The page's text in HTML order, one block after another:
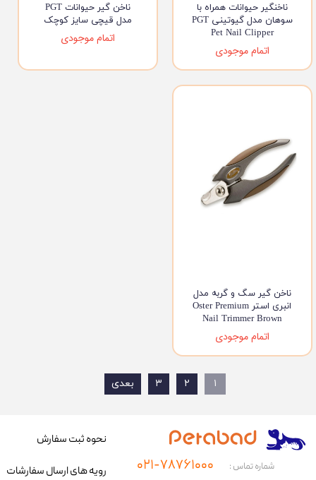
ناخنگیر حیوانات همراه با
سوهان مدل گیوتینی PGT
Pet Nail Clipper
اتمام موجودی
ناخن گیر حیوانات PGT
مدل قیچی سایز کوچک
اتمام موجودی
ناخن گیر سگ و گربه مدل
انبری استر Oster Premium
Nail Trimmer Brown
اتمام موجودی
۱ ۲ ۳ بعدی
شماره تماس : ۰۲۱-۷۸۷۶۱۰۰۰
نحوه ثبت سفارش
رویه های ارسال سفارشات